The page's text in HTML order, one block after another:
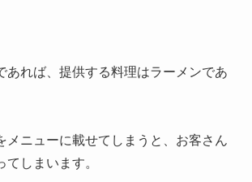
あれば、提供する料理はラーメンであ
メニューに載せてしまうと、お客さん
しまいます。